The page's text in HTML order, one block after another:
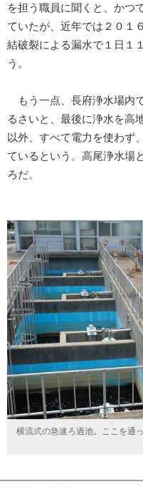
を担う職員に聞くと、かつ
ていたが、近年では２０１
結破裂による漏水で１日１
う。
もう一点、長府浄水場内
るさいと、最後に浄水を高
以外、すべて電力を使わず
ているという。高尾浄水場
ろだ。
横流式の急速ろ過池。ここを通